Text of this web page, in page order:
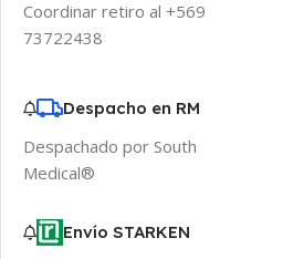
Coordinar retiro al +569
73722438
Despacho en RM
Despachado por South
Medical®
Envío STARKEN